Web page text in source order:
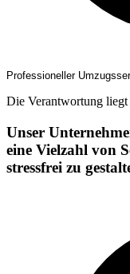
Professioneller
Die Verantwortung liegt
Unser
eine Vielzahl von
stressfrei zu